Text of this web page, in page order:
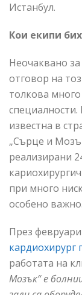
Истанбул.
Кои екипи
Неочаквано
отговор на
толкова
известна в
„Сърце и
реализирани
при много
особено важно.
През февруари
кардиохирург
работата на
Мозък“ е